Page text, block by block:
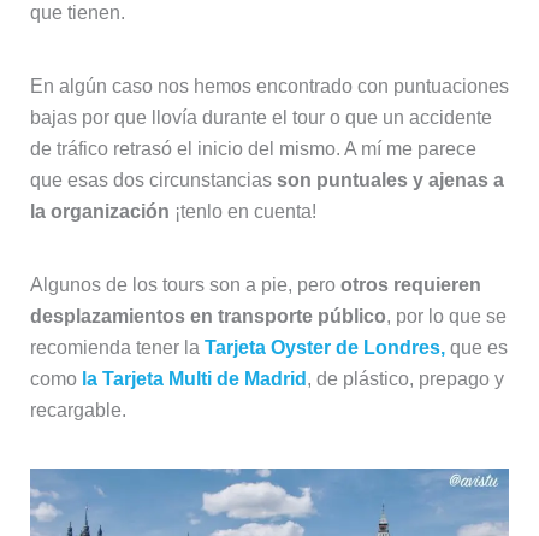
que tienen.
En algún caso nos hemos encontrado con puntuaciones
bajas por que llovía durante el tour o que un accidente
de tráfico retrasó el inicio del mismo. A mí me parece
que esas dos circunstancias son puntuales y ajenas a
la organización ¡tenlo en cuenta!
Algunos de los tours son a pie, pero otros requieren
desplazamientos en transporte público, por lo que se
recomienda tener la Tarjeta Oyster de Londres,que es
como la Tarjeta Multi de Madrid , de plástico, prepago y
recargable.